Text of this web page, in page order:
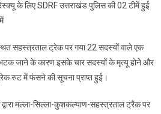
के
में
फंसे
22
के
के लिए SDRF उत्तराखंड पुलिस की 02 टीमें हुई
सहस्त्रताल ट्रेक पर गया 22 सदस्यों वाले एक
जाने के कारण इसके चार सदस्यों के मृत्यू होने और
रुट में फंसने की सूचना प्राप्त हुई।
मल्ला-सिल्ला-कुशकल्याण-सहस्त्रताल ट्रैक पर